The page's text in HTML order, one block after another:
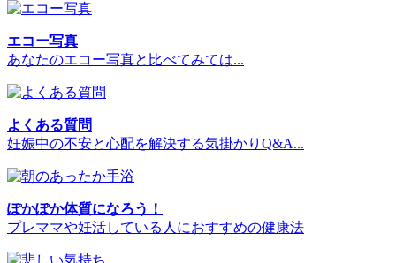
エコー写真
あなたのエコー写真と比べてみては...
よくある質問
妊娠中の不安と心配を解決する気掛かりQ&A...
ぽかぽか体質になろう！
プレママや妊活している人におすすめの健康法